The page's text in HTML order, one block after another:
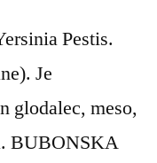
Pestis.
Je
glodalec, meso,
BUBONSKA